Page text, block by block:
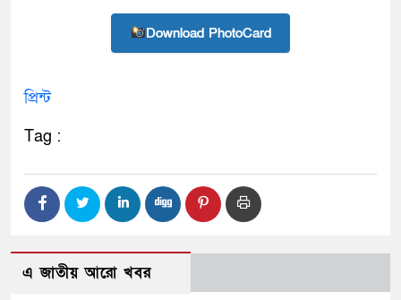
Download PhotoCard
প্রিন্ট
Tag :
এ জাতীয় আরো খবর